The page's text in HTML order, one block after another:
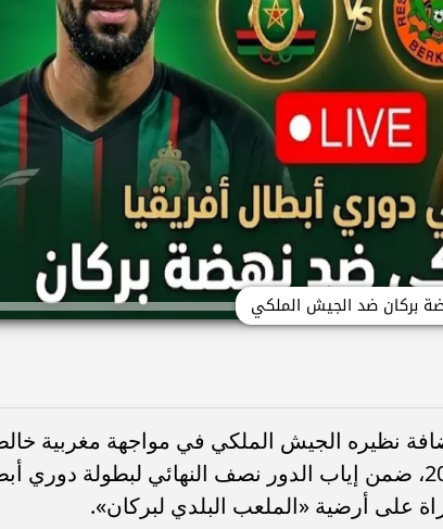
بركان ضد الجيش الملكي
نظيره الجيش الملكي في مواجهة مغربية
وقوية، مساء اليوم السبت 18 أبريل 2026، ضمن إياب الدور نصف النهائي لبطولة